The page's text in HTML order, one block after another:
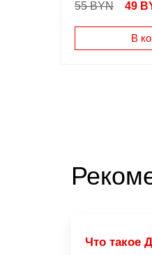
55 BYN 49
В
Что такое